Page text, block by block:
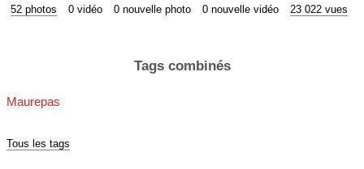
52 photos 0 vidéo 0 nouvelle photo 0 nouvelle vidéo 23 022 vues
Tags combinés
Maurepas
Tous les tags